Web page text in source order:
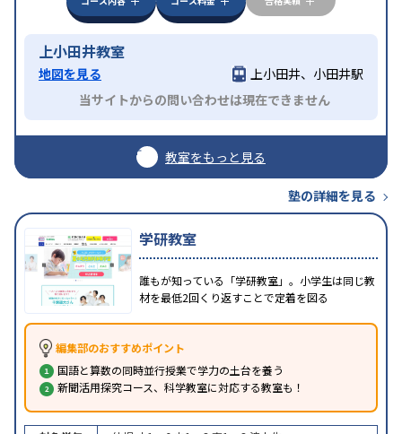
上小田井教室
地図を見る
上小田井、小田井駅
当サイトからの問い合わせは現在できません
教室をもっと見る
塾の詳細を見る
学研教室
誰もが知っている「学研教室」。小学生は同じ教
材を最低2回くり返すことで定着を図る
編集部のおすすめポイント
国語と算数の同時並行授業で学力の土台を養う
新聞活用探究コース、科学教室に対応する教室も！